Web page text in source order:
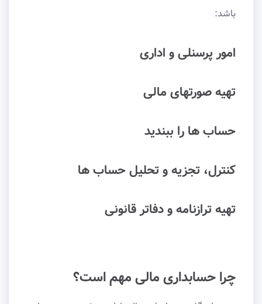
باشد:
امور پرسنلی و اداری
تهیه صورتهای مالی
حساب ها را ببندید
کنترل، تجزیه و تحلیل حساب ها
تهیه ترازنامه و دفاتر قانونی
چرا حسابداری مالی مهم است؟